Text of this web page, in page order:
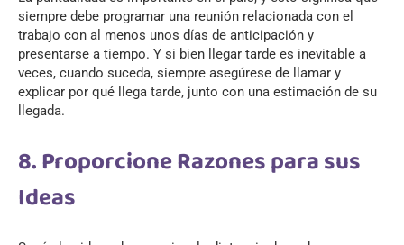
siempre debe programar una reunión relacionada con el
trabajo con al menos unos días de anticipación y
presentarse a tiempo. Y si bien llegar tarde es inevitable a
veces, cuando suceda, siempre asegúrese de llamar y
explicar por qué llega tarde, junto con una estimación de su
llegada.
8. Proporcione Razones para sus
Ideas